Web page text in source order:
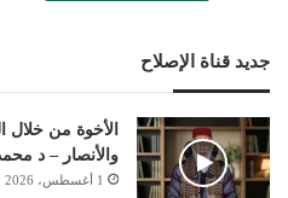
جديد قناة الإصلاح
الأخوة من خلال
والأنصار – د
1 أغسطس، 2026